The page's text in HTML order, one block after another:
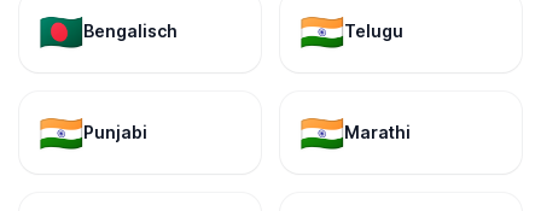
🇧🇩Bengalisch 🇮🇳Telugu
🇮🇳Punjabi 🇮🇳Marathi